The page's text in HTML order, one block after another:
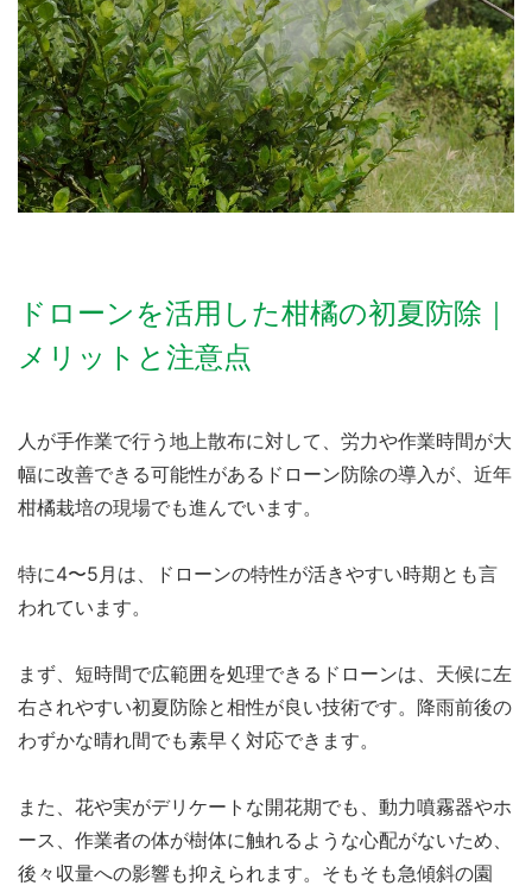
ドローンを活用した柑橘の初夏防除｜
メリットと注意点
人が手作業で行う地上散布に対して、労力や作業時間が大
幅に改善できる可能性があるドローン防除の導入が、近年
柑橘栽培の現場でも進んでいます。
特に4〜5月は、ドローンの特性が活きやすい時期とも言
われています。
まず、短時間で広範囲を処理できるドローンは、天候に左
右されやすい初夏防除と相性が良い技術です。降雨前後の
わずかな晴れ間でも素早く対応できます。
また、花や実がデリケートな開花期でも、動力噴霧器やホ
ース、作業者の体が樹体に触れるような心配がないため、
後々収量への影響も抑えられます。そもそも急傾斜の園